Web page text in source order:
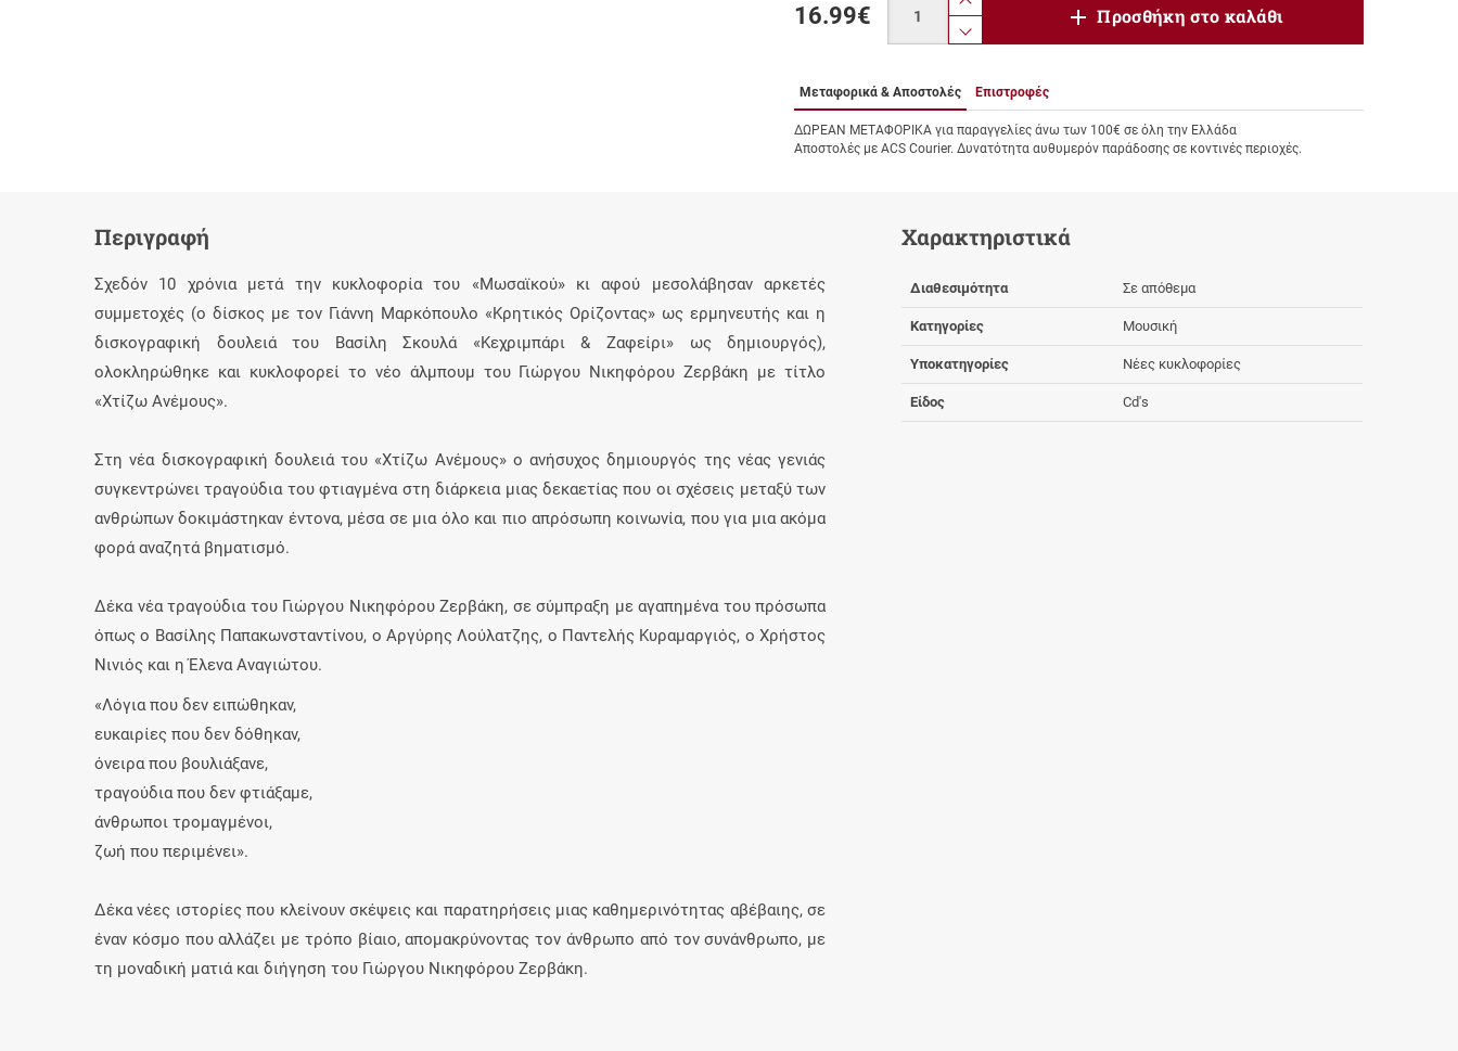
16.99€
product.increase.quantity
product.decrease.quantity
Προσθήκη στο καλάθι
Μεταφορικά & Αποστολές Επιστροφές
ΔΩΡΕΑΝ ΜΕΤΑΦΟΡΙΚΑ για παραγγελίες άνω των 100€ σε όλη την Ελλάδα
Αποστολές με ACS Courier. Δυνατότητα αυθυμερόν παράδοσης σε κοντινές περιοχές.
Περιγραφή
Σχεδόν 10 χρόνια μετά την κυκλοφορία του «Μωσαϊκού» κι αφού μεσολάβησαν αρκετές
συμμετοχές (ο δίσκος με τον Γιάννη Μαρκόπουλο «Κρητικός Ορίζοντας» ως ερμηνευτής και η
δισκογραφική δουλειά του Βασίλη Σκουλά «Κεχριμπάρι & Ζαφείρι» ως δημιουργός),
ολοκληρώθηκε και κυκλοφορεί το νέο άλμπουμ του Γιώργου Νικηφόρου Ζερβάκη με τίτλο
«Χτίζω Ανέμους».
Στη νέα δισκογραφική δουλειά του «Χτίζω Ανέμους» ο ανήσυχος δημιουργός της νέας γενιάς
συγκεντρώνει τραγούδια του φτιαγμένα στη διάρκεια μιας δεκαετίας που οι σχέσεις μεταξύ των
ανθρώπων δοκιμάστηκαν έντονα, μέσα σε μια όλο και πιο απρόσωπη κοινωνία, που για μια ακόμα
φορά αναζητά βηματισμό.
Δέκα νέα τραγούδια του Γιώργου Νικηφόρου Ζερβάκη, σε σύμπραξη με αγαπημένα του πρόσωπα
όπως ο Βασίλης Παπακωνσταντίνου, ο Αργύρης Λούλατζης, ο Παντελής Κυραμαργιός, ο Χρήστος
Νινιός και η Έλενα Αναγιώτου.
«Λόγια που δεν ειπώθηκαν,
ευκαιρίες που δεν δόθηκαν,
όνειρα που βουλιάξανε,
τραγούδια που δεν φτιάξαμε,
άνθρωποι τρομαγμένοι,
ζωή που περιμένει».
Δέκα νέες ιστορίες που κλείνουν σκέψεις και παρατηρήσεις μιας καθημερινότητας αβέβαιης, σε
έναν κόσμο που αλλάζει με τρόπο βίαιο, απομακρύνοντας τον άνθρωπο από τον συνάνθρωπο, με
τη μοναδική ματιά και διήγηση του Γιώργου Νικηφόρου Ζερβάκη.
Χαρακτηριστικά
Διαθεσιμότητα Σε απόθεμα
Κατηγορίες Μουσική
Υποκατηγορίες Νέες κυκλοφορίες
Είδος Cd's